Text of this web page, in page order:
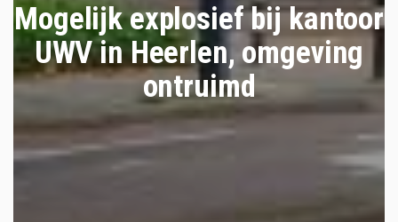
Mogelijk explosief bij kantoor
UWV in Heerlen, omgeving
ontruimd